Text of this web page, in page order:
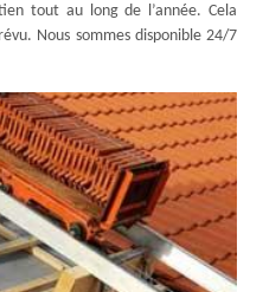
tout au long de l’année. Cela
Nous sommes disponible 24/7